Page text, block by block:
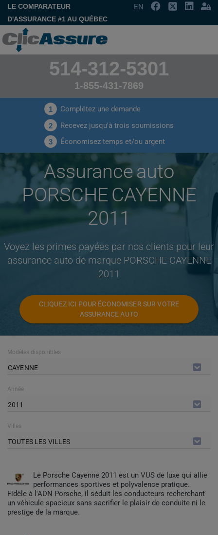
LE COMPARATEUR
D'ASSURANCE #1 AU QUÉBEC
EN
514-312-5301
1-855-431-7869
1 Complétez une demande
2 Recevez jusqu'à trois soumissions
3 Économisez temps et/ou argent
Assurance auto
PORSCHE CAYENNE
2011
Voyez les primes payées par nos clients pour leur
assurance auto de marque PORSCHE CAYENNE
2011
CLIQUEZ ICI POUR ÉCONOMISER SUR VOTRE
ASSURANCE AUTO
Modèles disponibles
CAYENNE
Année
2011
Villes
TOUTES LES VILLES
Le Porsche Cayenne 2011 est un VUS de luxe qui allie
performances sportives et polyvalence pratique.
Fidèle à l'ADN Porsche, il séduit les conducteurs recherchant
un véhicule spacieux sans sacrifier le plaisir de conduite ni le
prestige de la marque.